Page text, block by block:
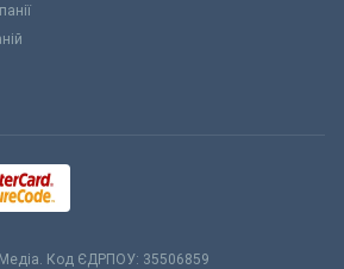
Код ЄДРПОУ: 35506859